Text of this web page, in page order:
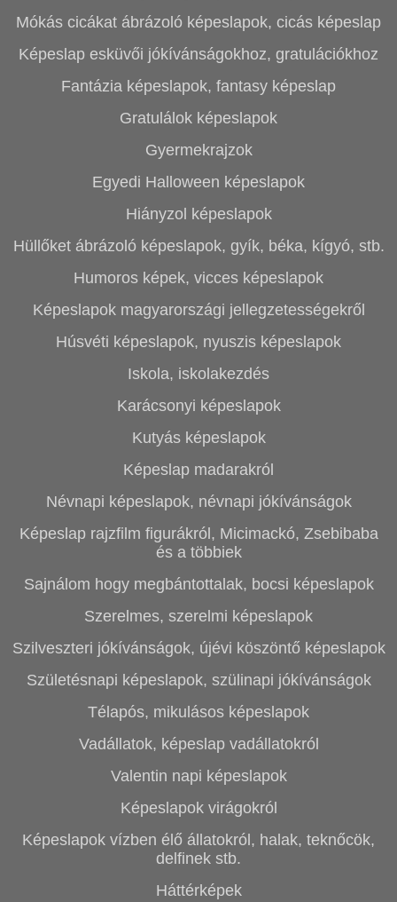
Mókás cicákat ábrázoló képeslapok, cicás képeslap
Képeslap esküvői jókívánságokhoz, gratulációkhoz
Fantázia képeslapok, fantasy képeslap
Gratulálok képeslapok
Gyermekrajzok
Egyedi Halloween képeslapok
Hiányzol képeslapok
Hüllőket ábrázoló képeslapok, gyík, béka, kígyó, stb.
Humoros képek, vicces képeslapok
Képeslapok magyarországi jellegzetességekről
Húsvéti képeslapok, nyuszis képeslapok
Iskola, iskolakezdés
Karácsonyi képeslapok
Kutyás képeslapok
Képeslap madarakról
Névnapi képeslapok, névnapi jókívánságok
Képeslap rajzfilm figurákról, Micimackó, Zsebibaba
és a többiek
Sajnálom hogy megbántottalak, bocsi képeslapok
Szerelmes, szerelmi képeslapok
Szilveszteri jókívánságok, újévi köszöntő képeslapok
Születésnapi képeslapok, szülinapi jókívánságok
Télapós, mikulásos képeslapok
Vadállatok, képeslap vadállatokról
Valentin napi képeslapok
Képeslapok virágokról
Képeslapok vízben élő állatokról, halak, teknőcök,
delfinek stb.
Háttérképek